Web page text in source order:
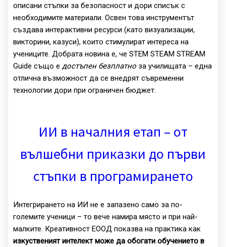
описани стъпки за безопасност и дори списък с
необходимите материали. Освен това инструментът
създава интерактивни ресурси (като визуализации,
викторини, казуси), които стимулират интереса на
учениците. Добрата новина е, че STEM STEAM STREAM
Guide също е достъпен безплатно за училищата – една
отлична възможност да се внедрят съвременни
технологии дори при ограничен бюджет.
ИИ в началния етап – от
вълшебни приказки до първи
стъпки в програмирането
Интегрирането на ИИ не е запазено само за по-
големите ученици – то вече намира място и при най-
малките. Креативност ЕООД показва на практика как
изкуственият интелект може да обогати обучението в